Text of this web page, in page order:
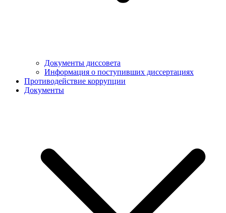
Документы диссовета
Информация о поступивших диссертациях
Противодействие коррупции
Документы